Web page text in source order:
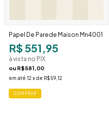
Papel De Parede Maison Mn4001
R$ 551,95
à vista no PIX
ou R$581,00
em até 12 x de R$59,12